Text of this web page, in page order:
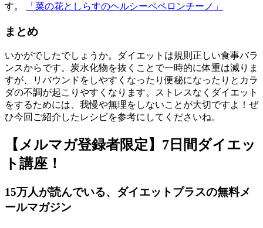
す。
「菜の花としらすのヘルシーペペロンチーノ」
まとめ
いかがでしたでしょうか。ダイエットは規則正しい食事バラ
ンスからです。炭水化物を抜くことで一時的に体重は減りま
すが、リバウンドをしやすくなったり便秘になったりとカラ
ダの不調が起こりやすくなります。ストレスなくダイエット
をするためには、我慢や無理をしないことが大切ですよ！ぜ
ひ今回ご紹介したレシピを参考にしてくださいね。
【メルマガ登録者限定】7日間ダイエッ
ト講座！
15万人が読んでいる、ダイエットプラスの無料メ
ールマガジン